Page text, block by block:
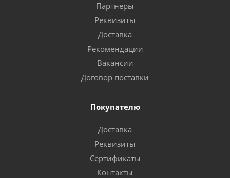
Партнеры
Реквизиты
Доставка
Рекомендации
Вакансии
Договор поставки
Покупателю
Доставка
Реквизиты
Сертификаты
Контакты